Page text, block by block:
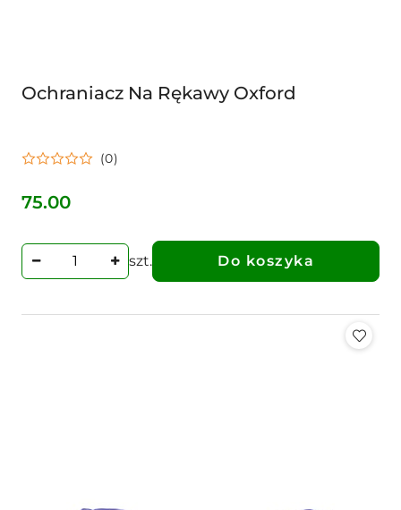
Ochraniacz Na Rękawy Oxford
(0)
Cena:
75.00
szt. Do koszyka